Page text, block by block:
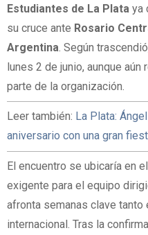
Estudiantes de La Plata ya
su cruce ante Rosario
Argentina. Según
lunes 2 de junio, aunque
parte de la organización.
Leer también: La Plata:
aniversario con una gran
El encuentro se ubicaría en
exigente para el equipo
afronta semanas clave tanto
internacional. Tras la